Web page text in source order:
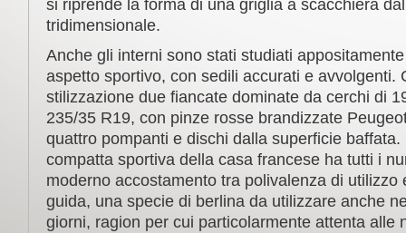
si riprende la forma di una griglia a scacchiera
tridimensionale.
Anche gli interni sono stati studiati
aspetto sportivo, con sedili accurati e avvolgenti.
stilizzazione due fiancate dominate da cerchi di
235/35 R19, con pinze rosse brandizzate
quattro pompanti e dischi dalla superficie
compatta sportiva della casa francese ha tutti i
moderno accostamento tra polivalenza di utilizzo
guida, una specie di berlina da utilizzare anche
giorni, ragion per cui particolarmente attenta alle